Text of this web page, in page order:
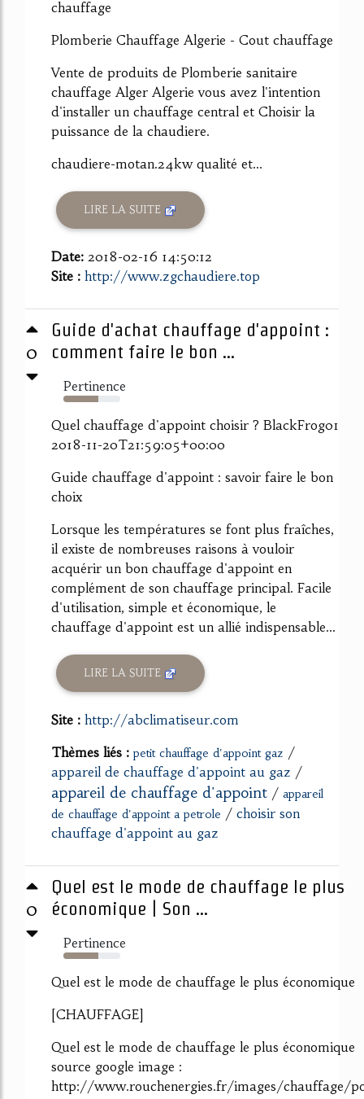
chauffage
Plomberie Chauffage Algerie - Cout chauffage
Vente de produits de Plomberie sanitaire
chauffage Alger Algerie vous avez l'intention
d'installer un chauffage central et Choisir la
puissance de la chaudiere.
chaudiere-motan.24kw qualité et...
LIRE LA SUITE
Date: 2018-02-16 14:50:12
Site : http://www.zgchaudiere.top
0
Guide d'achat chauffage d'appoint :
comment faire le bon ...
Pertinence
62%
Quel chauffage d'appoint choisir ? BlackFrog01
2018-11-20T21:59:05+00:00
Guide chauffage d'appoint : savoir faire le bon
choix
Lorsque les températures se font plus fraîches,
il existe de nombreuses raisons à vouloir
acquérir un bon chauffage d'appoint en
complément de son chauffage principal. Facile
d'utilisation, simple et économique, le
chauffage d'appoint est un allié indispensable...
LIRE LA SUITE
Site : http://abclimatiseur.com
Thèmes liés : petit chauffage d'appoint gaz /
appareil de chauffage d'appoint au gaz /
appareil de chauffage d'appoint / appareil
de chauffage d'appoint a petrole / choisir son
chauffage d'appoint au gaz
0
Quel est le mode de chauffage le plus
économique | Son ...
Pertinence
62%
Quel est le mode de chauffage le plus économique
[CHAUFFAGE]
Quel est le mode de chauffage le plus économique
source google image :
http://www.rouchenergies.fr/images/chauffage/